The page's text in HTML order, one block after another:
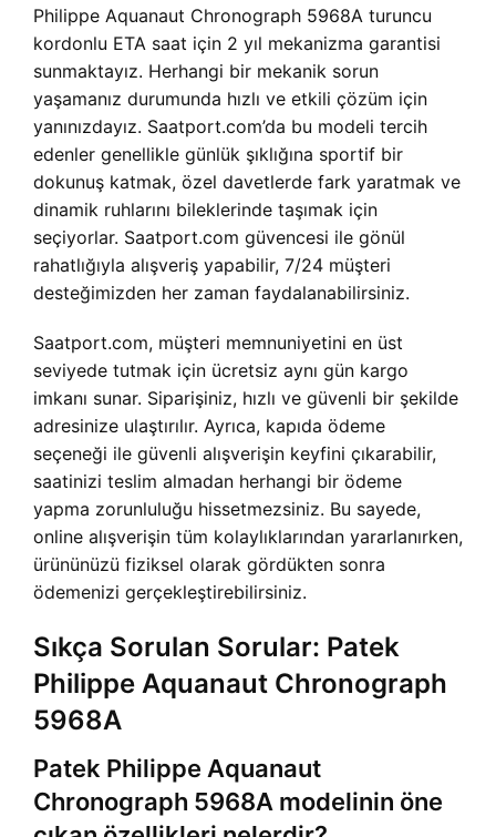
Philippe Aquanaut Chronograph 5968A turuncu
kordonlu ETA saat için 2 yıl mekanizma garantisi
sunmaktayız. Herhangi bir mekanik sorun
yaşamanız durumunda hızlı ve etkili çözüm için
yanınızdayız. Saatport.com’da bu modeli tercih
edenler genellikle günlük şıklığına sportif bir
dokunuş katmak, özel davetlerde fark yaratmak ve
dinamik ruhlarını bileklerinde taşımak için
seçiyorlar. Saatport.com güvencesi ile gönül
rahatlığıyla alışveriş yapabilir, 7/24 müşteri
desteğimizden her zaman faydalanabilirsiniz.
Saatport.com, müşteri memnuniyetini en üst
seviyede tutmak için ücretsiz aynı gün kargo
imkanı sunar. Siparişiniz, hızlı ve güvenli bir şekilde
adresinize ulaştırılır. Ayrıca, kapıda ödeme
seçeneği ile güvenli alışverişin keyfini çıkarabilir,
saatinizi teslim almadan herhangi bir ödeme
yapma zorunluluğu hissetmezsiniz. Bu sayede,
online alışverişin tüm kolaylıklarından yararlanırken,
ürününüzü fiziksel olarak gördükten sonra
ödemenizi gerçekleştirebilirsiniz.
Sıkça Sorulan Sorular: Patek
Philippe Aquanaut Chronograph
5968A
Patek Philippe Aquanaut
Chronograph 5968A modelinin öne